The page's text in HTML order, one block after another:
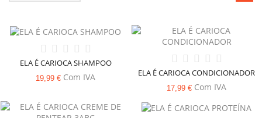
ELA É CARIOCA SHAMPOO
19,99 € Com IVA ELA É CARIOCA CONDICIONADOR
17,99 € Com IVA